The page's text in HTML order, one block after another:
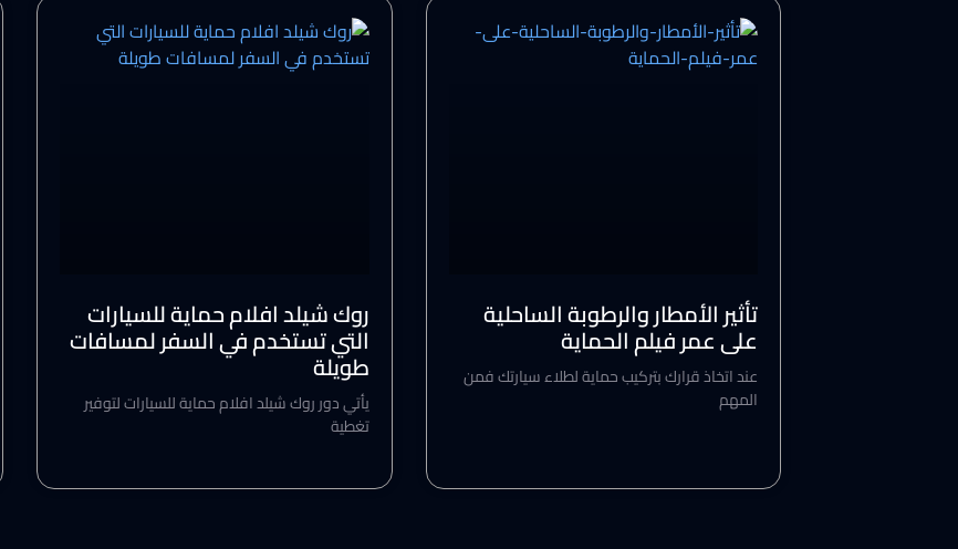
تأثير الأمطار والرطوبة الساحلية
على عمر فيلم الحماية
عند اتخاذ قرارك بتركيب حماية لطلاء سيارتك فمن
المهم
روك شيلد افلام حماية للسيارات
التي تستخدم في السفر لمسافات
طويلة
يأتي دور روك شيلد افلام حماية للسيارات لتوفير
تغطية